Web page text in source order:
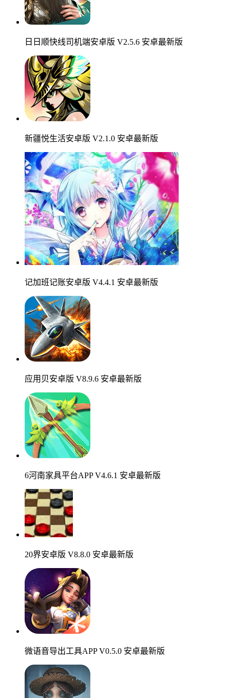
日日顺快线司机端安卓版 V2.5.6 安卓最新版
新疆悦生活安卓版 V2.1.0 安卓最新版
记加班记账安卓版 V4.4.1 安卓最新版
应用贝安卓版 V8.9.6 安卓最新版
6河南家具平台APP V4.6.1 安卓最新版
20界安卓版 V8.8.0 安卓最新版
微语音导出工具APP V0.5.0 安卓最新版